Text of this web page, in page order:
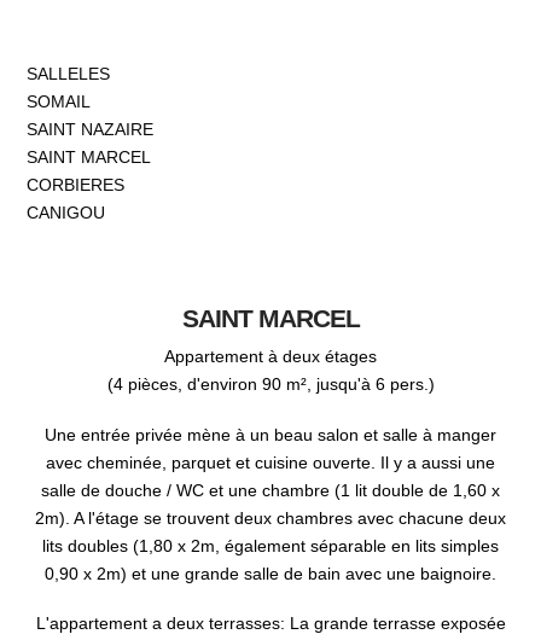
SALLELES
SOMAIL
SAINT NAZAIRE
SAINT MARCEL
CORBIERES
CANIGOU
SAINT MARCEL
Appartement à deux étages
(4 pièces, d'environ 90 m², jusqu'à 6 pers.)
Une entrée privée mène à un beau salon et salle à manger
avec cheminée, parquet et cuisine ouverte. Il y a aussi une
salle de douche / WC et une chambre (1 lit double de 1,60 x
2m). A l'étage se trouvent deux chambres avec chacune deux
lits doubles (1,80 x 2m, également séparable en lits simples
0,90 x 2m) et une grande salle de bain avec une baignoire.
L'appartement a deux terrasses: La grande terrasse exposée